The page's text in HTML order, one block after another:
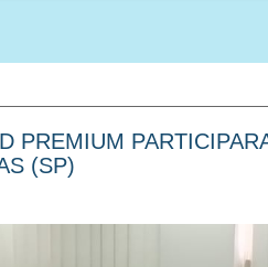
PREMIUM
(SP)